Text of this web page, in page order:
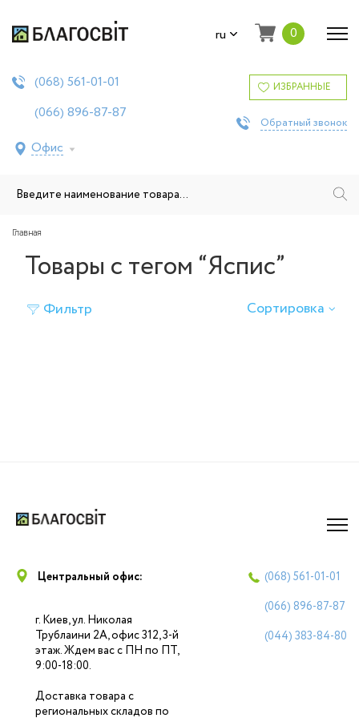
ru 0
(068) 561-01-01
(066) 896-87-87
Офис
ИЗБРАННЫЕ
Обратный звонок
Главная
Товары с тегом “Яспис”
Фильтр Сортировка
Центральный офис:
г. Киев, ул. Николая
Трублаини 2А, офис 312, 3-й
этаж. Ждем вас с ПН по ПТ,
9:00-18:00.
Доставка товара с
региональных складов по
(068) 561-01-01
(066) 896-87-87
(044) 383-84-80